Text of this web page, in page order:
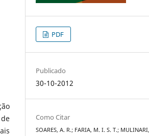
PDF
Publicado
30-10-2012
Como Citar
SOARES, A. R.; FARIA, M. I. S. T.;